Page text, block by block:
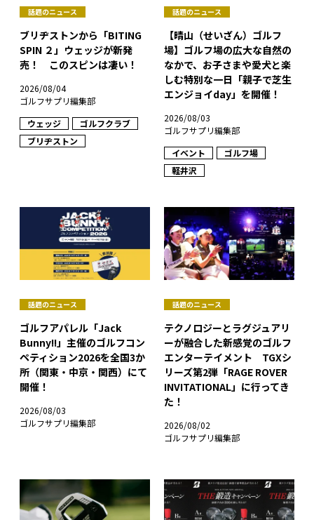
話題のニュース
ブリヂストンから「BITING
SPIN ２」ウェッジが新発
売！ このスピンは凄い！
2026/08/04
ゴルフサプリ編集部
ウェッジ
ゴルフクラブ
ブリヂストン
話題のニュース
【晴山（せいざん）ゴルフ
場】ゴルフ場の広大な自然の
なかで、お子さまや愛犬と楽
しむ特別な一日「親子で芝生
エンジョイday」を開催！
2026/08/03
ゴルフサプリ編集部
イベント
ゴルフ場
軽井沢
話題のニュース
ゴルフアパレル「Jack
Bunny!!」主催のゴルフコン
ペティション2026を全国3か
所（関東・中京・関西）にて
開催！
2026/08/03
ゴルフサプリ編集部
話題のニュース
テクノロジーとラグジュアリ
ーが融合した新感覚のゴルフ
エンターテイメント TGXシ
リーズ第2弾「RAGE ROVER
INVITATIONAL」に行ってき
た！
2026/08/02
ゴルフサプリ編集部